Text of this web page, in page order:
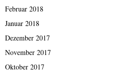
Februar 2018
Januar 2018
Dezember 2017
November 2017
Oktober 2017